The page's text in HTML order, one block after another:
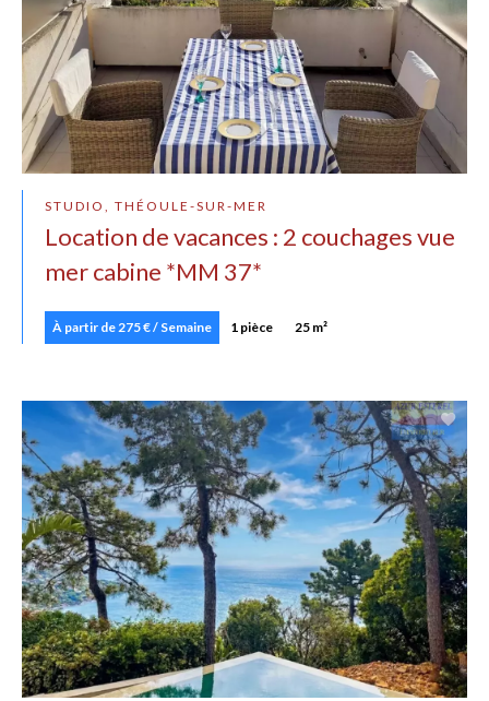
STUDIO, THÉOULE-SUR-MER
Location de vacances : 2 couchages vue
mer cabine *MM 37*
À partir de 275 € / Semaine 1 pièce 25 m²